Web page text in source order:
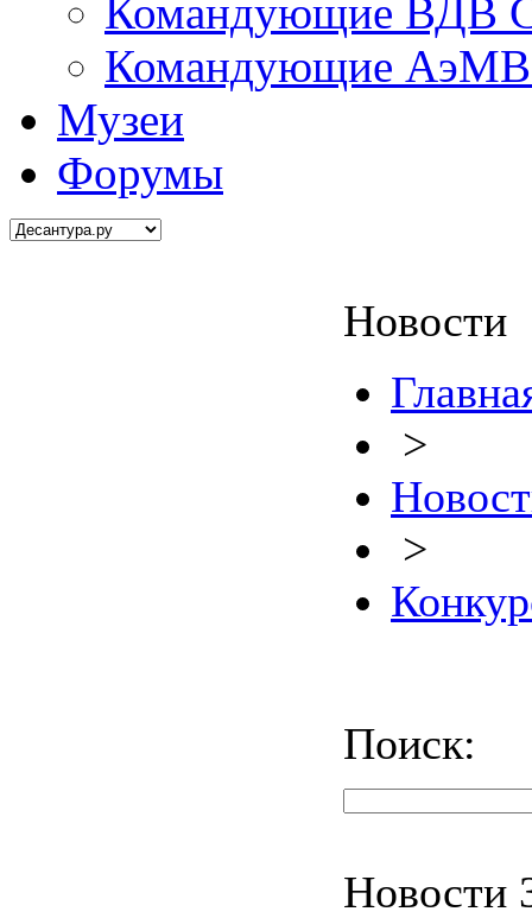
Командующие ВДВ
Командующие АэМВ
Музеи
Форумы
Новости
>
>
Поиск:
Новости